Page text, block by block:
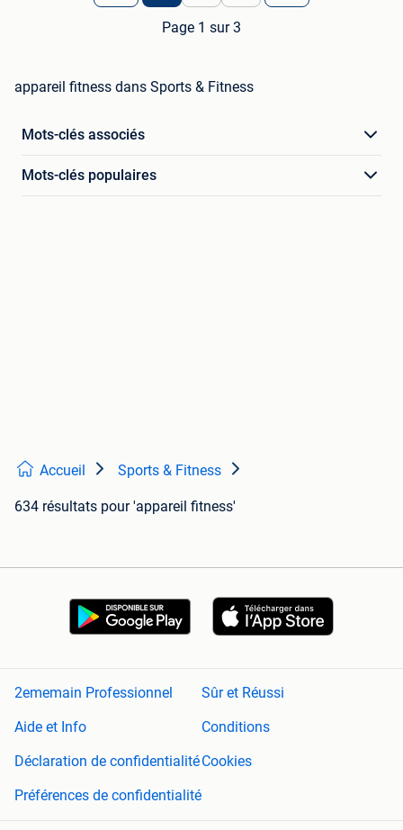
Page 1 sur 3
appareil fitness dans Sports & Fitness
Mots-clés associés
Mots-clés populaires
Accueil Sports & Fitness
634 résultats pour 'appareil fitness'
2ememain Professionnel
Sûr et Réussi
Aide et Info
Conditions
Déclaration de confidentialitéCookies
Préférences de confidentialité